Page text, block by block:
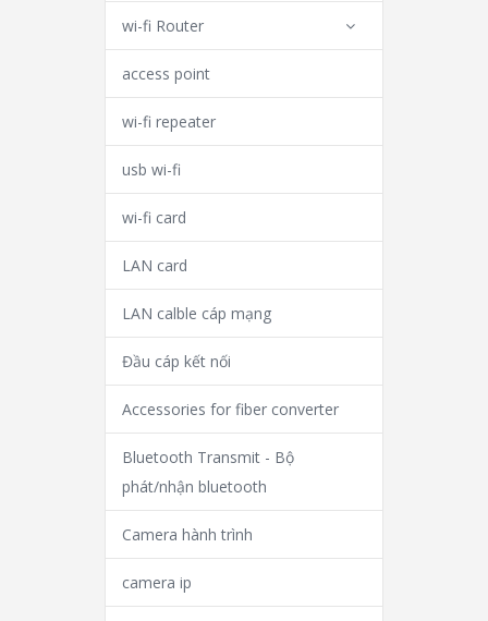
wi-fi Router
access point
wi-fi repeater
usb wi-fi
wi-fi card
LAN card
LAN calble cáp mạng
Đầu cáp kết nối
Accessories for fiber converter
Bluetooth Transmit - Bộ
phát/nhận bluetooth
Camera hành trình
camera ip